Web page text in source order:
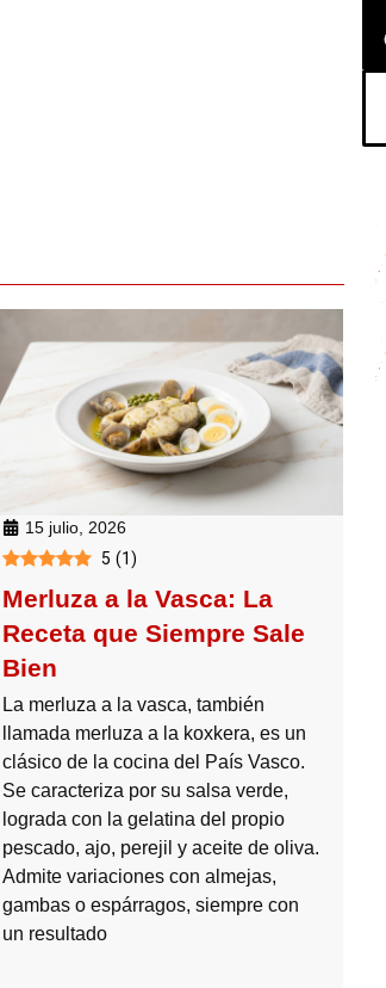
15 julio, 2026
5 (1)
Merluza a la Vasca: La
Receta que Siempre Sale
Bien
La merluza a la vasca, también
llamada merluza a la koxkera, es un
clásico de la cocina del País Vasco.
Se caracteriza por su salsa verde,
lograda con la gelatina del propio
pescado, ajo, perejil y aceite de oliva.
Admite variaciones con almejas,
gambas o espárragos, siempre con
un resultado